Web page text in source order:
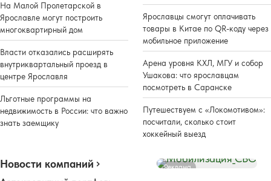
На Малой Пролетарской в
Ярославле могут построить
многоквартирный дом
Власти отказались расширять
внутриквартальный проезд в
центре Ярославля
Льготные программы на
недвижимость в России: что важно
знать заемщику
Ярославцы смогут оплачивать
товары в Китае по QR-коду через
мобильное приложение
Арена уровня КХЛ, МГУ и собор
Ушакова: что ярославцам
посмотреть в Саранске
Путешествуем с «Локомотивом»:
посчитали, сколько стоит
хоккейный выезд
Новости компаний Реклама